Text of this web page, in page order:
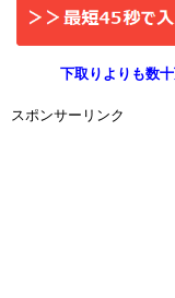
下取りよりも数
スポンサーリンク